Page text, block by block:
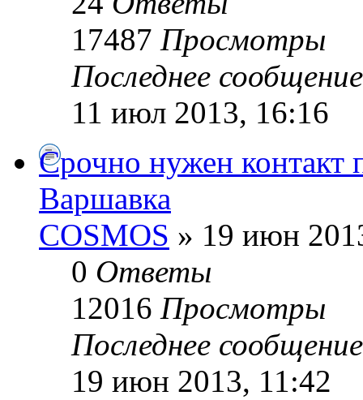
17487 Просмотры
Последнее
11 июл 2013, 16:16
Срочно нужен контакт
Варшавка
COSMOS » 19 июн
0 Ответы
12016 Просмотры
Последнее
19 июн 2013, 11:42